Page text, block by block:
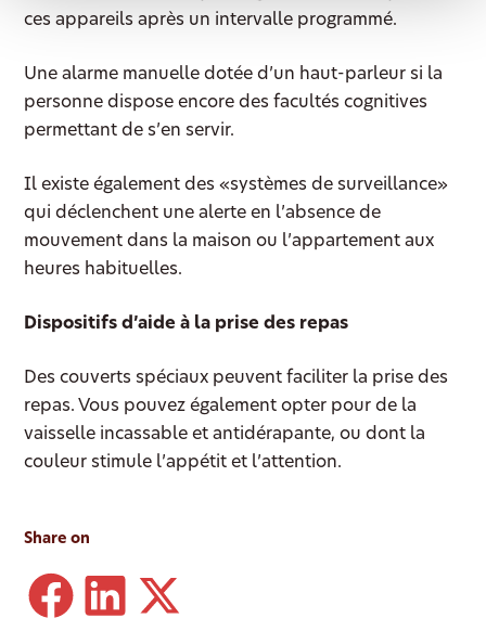
ces appareils après un intervalle programmé.
Une alarme manuelle dotée d’un haut-parleur si la
personne dispose encore des facultés cognitives
permettant de s’en servir.
Il existe également des «systèmes de surveillance»
qui déclenchent une alerte en l’absence de
mouvement dans la maison ou l’appartement aux
heures habituelles.
Dispositifs d’aide à la prise des repas
Des couverts spéciaux peuvent faciliter la prise des
repas. Vous pouvez également opter pour de la
vaisselle incassable et antidérapante, ou dont la
couleur stimule l’appétit et l’attention.
Share on